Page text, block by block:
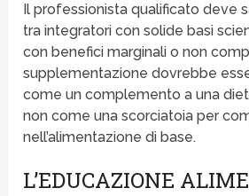
Il professionista qualificato deve
tra integratori con solide basi
con benefici marginali o non
supplementazione dovrebbe
come un complemento a una
non come una scorciatoia per
nell’alimentazione di base.
L’EDUCAZIONE